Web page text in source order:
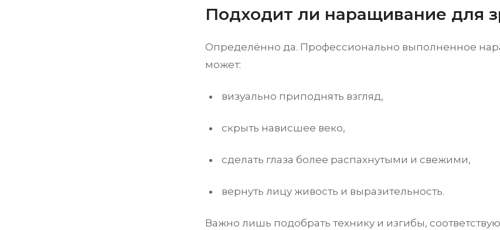
Подходит ли наращивание для
Определённо да. Профессионально выполненное
может:
визуально приподнять взгляд,
скрыть нависшее веко,
сделать глаза более распахнутыми и свежими,
вернуть лицу живость и выразительность.
Важно лишь подобрать технику и изгибы,